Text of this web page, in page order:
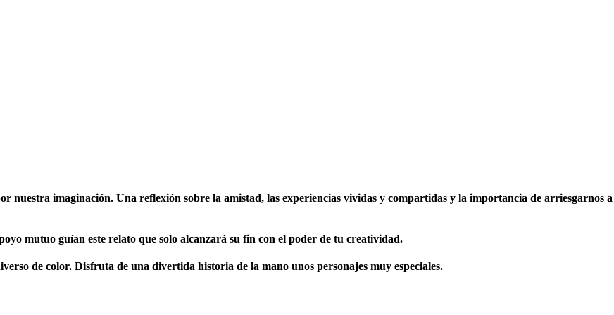
nuestra imaginación. Una reflexión sobre la amistad, las experiencias vividas y compartidas y la importancia de arriesgarnos a
mutuo guían este relato que solo alcanzará su fin con el poder de tu creatividad.
de color. Disfruta de una divertida historia de la mano unos personajes muy especiales.